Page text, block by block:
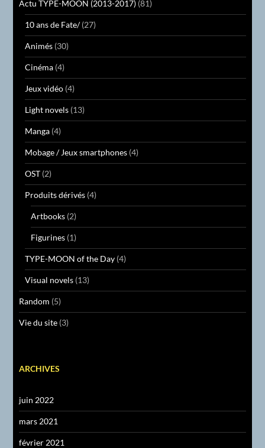
Actu TYPE-MOON (2013-2017) (81)
10 ans de Fate/(27)
Animés (30)
Cinéma (4)
Jeux vidéo (4)
Light novels (13)
Manga (4)
Mobage / Jeux smartphones (4)
OST (2)
Produits dérivés (4)
Artbooks (2)
Figurines (1)
TYPE-MOON of the Day (4)
Visual novels (13)
Random (5)
Vie du site (3)
ARCHIVES
juin 2022
mars 2021
février 2021